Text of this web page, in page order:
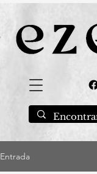
Entrada